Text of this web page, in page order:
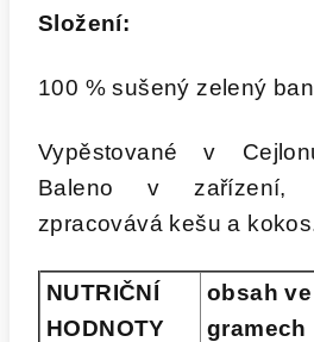
Složení:
100 % sušený zelený
Vypěstované v
Baleno v zařízení,
zpracovává kešu a
NUTRIČNÍ
HODNOTY
obsah ve
gramech